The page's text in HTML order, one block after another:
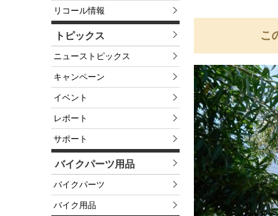
リコール情報
トピックス
ニューストピックス
キャンペーン
イベント
レポート
サポート
バイクパーツ用品
バイクパーツ
バイク用品
こ